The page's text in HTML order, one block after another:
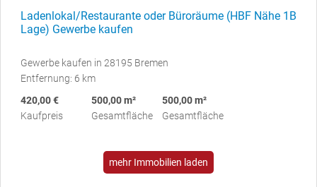
Ladenlokal/Restaurante oder Büroräume (HBF Nähe 1B
Lage) Gewerbe kaufen
Gewerbe kaufen in 28195 Bremen
Entfernung: 6 km
420,00 €
Kaufpreis
500,00 m²
Gesamtfläche
500,00 m²
Gesamtfläche
mehr Immobilien laden